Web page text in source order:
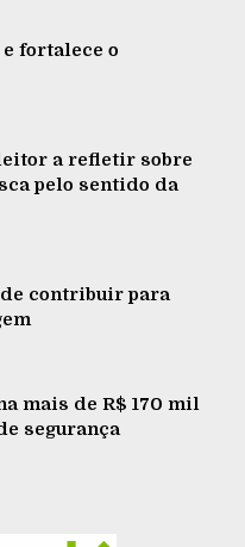
fortalece o
a refletir sobre
pelo sentido da
contribuir para
mais de R$ 170 mil
segurança